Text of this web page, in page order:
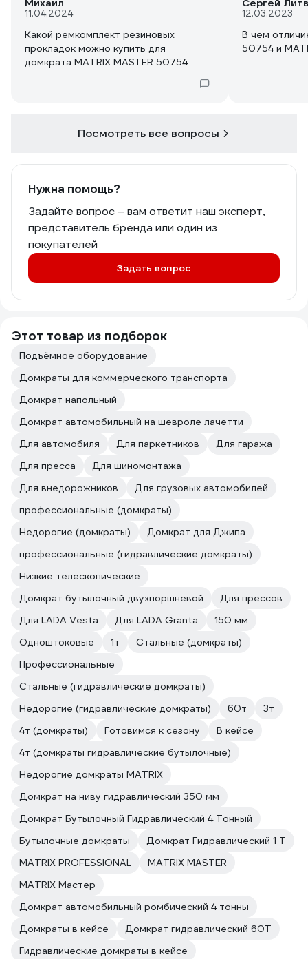
Михаил
11.04.2024
Какой ремкомплект резиновых
прокладок можно купить для
домкрата MATRIX MASTER 50754
Сергей
12.03.2023
В чем
50754 и
Посмотреть все вопросы
Нужна помощь?
Задайте вопрос – вам ответит наш эксперт,
представитель бренда или один из
покупателей
Задать вопрос
Этот товар из подборок
Подъёмное оборудование
Домкраты для коммерческого транспорта
Домкрат напольный
Домкрат автомобильный на шевроле лачетти
Для автомобиля
Для паркетников
Для гаража
Для пресса
Для шиномонтажа
Для внедорожников
Для грузовых автомобилей
профессиональные (домкраты)
Недорогие (домкраты)
Домкрат для Джипа
профессиональные (гидравлические домкраты)
Низкие телескопические
Домкрат бутылочный двухпоршневой
Для прессов
Для LADA Vesta
Для LADA Granta
150 мм
Одноштоковые
1т
Стальные (домкраты)
Профессиональные
Стальные (гидравлические домкраты)
Недорогие (гидравлические домкраты)
60т
3т
4т (домкраты)
Готовимся к сезону
В кейсе
4т (домкраты гидравлические бутылочные)
Недорогие домкраты MATRIX
Домкрат на ниву гидравлический 350 мм
Домкрат Бутылочный Гидравлический 4 Тонный
Бутылочные домкраты
Домкрат Гидравлический 1 Т
MATRIX PROFESSIONAL
MATRIX MASTER
MATRIX Мастер
Домкрат автомобильный ромбический 4 тонны
Домкраты в кейсе
Домкрат гидравлический 60Т
Гидравлические домкраты в кейсе